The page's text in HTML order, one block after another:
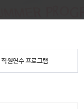
직원연수 프로그램